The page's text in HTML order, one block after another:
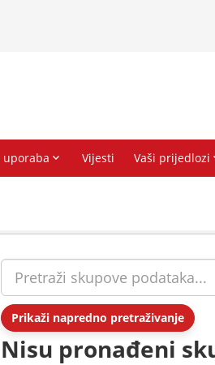
Prikaži napredno pretraživanje
Nisu pronađeni